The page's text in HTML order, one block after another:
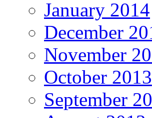
January 2014
December
November
October 2013
September